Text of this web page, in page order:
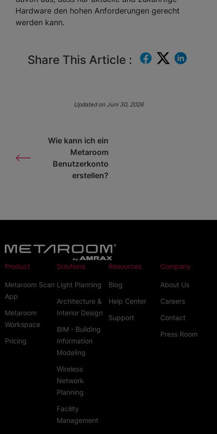
Hardware den hohen Anforderungen gerecht
werden kann.
Share This Article :
Updated on Juni 30, 2026
Wie kann ich ein
Metaroom
Benutzerkonto
erstellen?
Product
Metaroom Scan
App
Metaroom
Workspace
Pricing
Solutions
Light Planning
Architecture &
Interior Design
BIM - Building
Information
Modeling
Wireless
Network
Planning
Facility
Management
Resources
Blog
Help Center
Support
Company
About Us
Careers
Contact
Press Room